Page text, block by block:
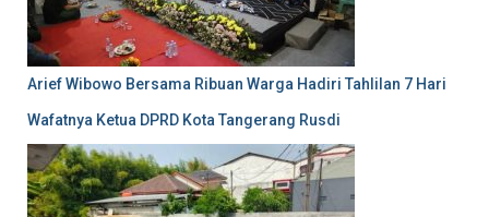
Arief Wibowo Bersama Ribuan Warga Hadiri Tahlilan 7 Hari
Wafatnya Ketua DPRD Kota Tangerang Rusdi